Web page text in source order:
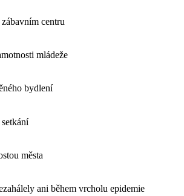
centru
mládeže
bydlení
města
ani během vrcholu epidemie